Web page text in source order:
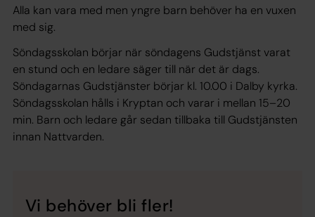
Alla kan vara med men yngre barn behöver ha en vuxen
med sig.
Söndagsskolan börjar när söndagens Gudstjänst varat
en stund och en ledare säger till när det är dags.
Söndagarnas Gudstjänster börjar kl. 10.00 i Dalby kyrka.
Söndagsskolan hålls i Kryptan och varar i mellan 15–20
min. Barn och ledare går sedan tillbaka till Gudstjänsten
innan Nattvarden.
Vi behöver bli fler!